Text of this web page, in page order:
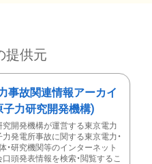
提供元
事故関連情報アーカイ
子力研究開発機構)
究開発機構が運営する東京電力
発電所事故に関する東京電力・
・研究機関等のインターネット
頭発表情報を検索・閲覧するこ